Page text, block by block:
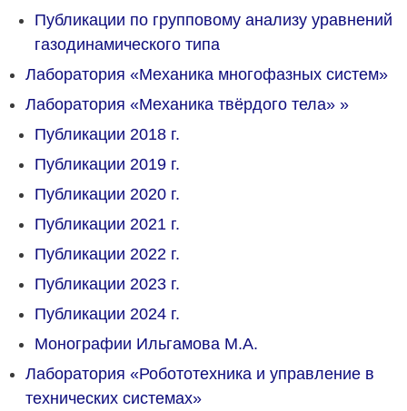
Публикации по групповому анализу уравнений
газодинамического типа
Лаборатория «Механика многофазных систем»
Лаборатория «Механика твёрдого тела» »
Публикации 2018 г.
Публикации 2019 г.
Публикации 2020 г.
Публикации 2021 г.
Публикации 2022 г.
Публикации 2023 г.
Публикации 2024 г.
Монографии Ильгамова М.А.
Лаборатория «Робототехника и управление в
технических системах»